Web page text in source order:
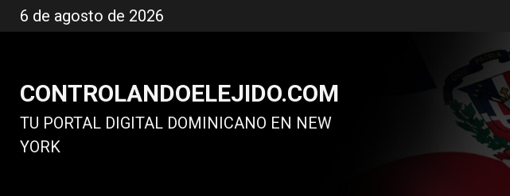
al
6 de agosto de 2026
CONTROLANDOELEJIDO.COM
TU PORTAL DIGITAL DOMINICANO EN NEW
YORK